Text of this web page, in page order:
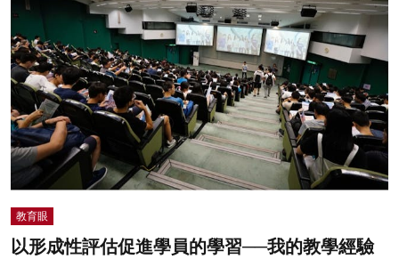
教育眼
以形成性評估促進學員的學習──我的教學經驗